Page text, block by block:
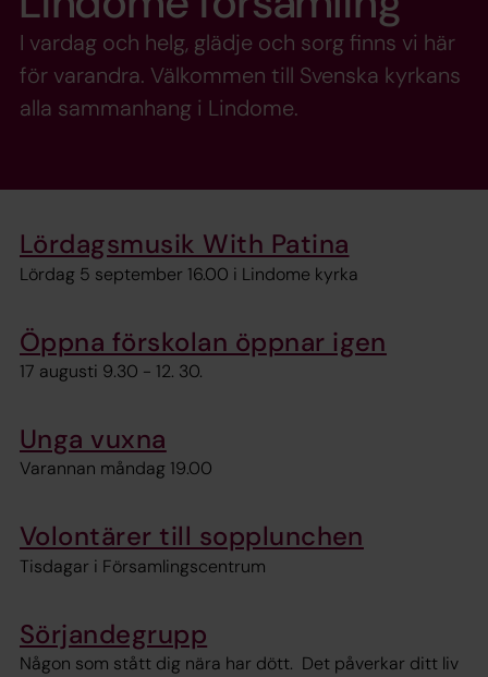
I vardag och helg, glädje och sorg finns vi här
för varandra. Välkommen till Svenska kyrkans
alla sammanhang i Lindome.
Lördagsmusik With Patina
Lördag 5 september 16.00 i Lindome kyrka
Öppna förskolan öppnar igen
17 augusti 9.30 - 12. 30.
Unga vuxna
Varannan måndag 19.00
Volontärer till sopplunchen
Tisdagar i Församlingscentrum
Sörjandegrupp
Någon som stått dig nära har dött. Det påverkar ditt liv